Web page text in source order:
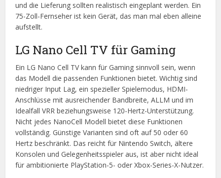
und die Lieferung sollten realistisch eingeplant werden. Ein
75-Zoll-Fernseher ist kein Gerät, das man mal eben alleine
aufstellt.
LG Nano Cell TV für Gaming
Ein LG Nano Cell TV kann für Gaming sinnvoll sein, wenn
das Modell die passenden Funktionen bietet. Wichtig sind
niedriger Input Lag, ein spezieller Spielemodus, HDMI-
Anschlüsse mit ausreichender Bandbreite, ALLM und im
Idealfall VRR beziehungsweise 120-Hertz-Unterstützung.
Nicht jedes NanoCell Modell bietet diese Funktionen
vollständig. Günstige Varianten sind oft auf 50 oder 60
Hertz beschränkt. Das reicht für Nintendo Switch, ältere
Konsolen und Gelegenheitsspieler aus, ist aber nicht ideal
für ambitionierte PlayStation-5- oder Xbox-Series-X-Nutzer.